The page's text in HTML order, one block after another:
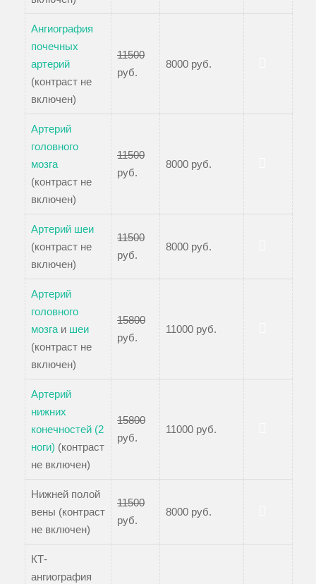
Ангиография
почечных
артерий
(контраст не
включен)
11500
руб.
8000 руб.
Артерий
головного
мозга
(контраст не
включен)
11500
руб.
8000 руб.
Артерий шеи
(контраст не
включен)
11500
руб.
8000 руб.
Артерий
головного
мозга и шеи
(контраст не
включен)
15800
руб.
11000 руб.
Артерий
нижних
конечностей (2
ноги) (контраст
не включен)
15800
руб.
11000 руб.
Нижней полой
вены (контраст
не включен)
11500
руб.
8000 руб.
КТ-
ангиография